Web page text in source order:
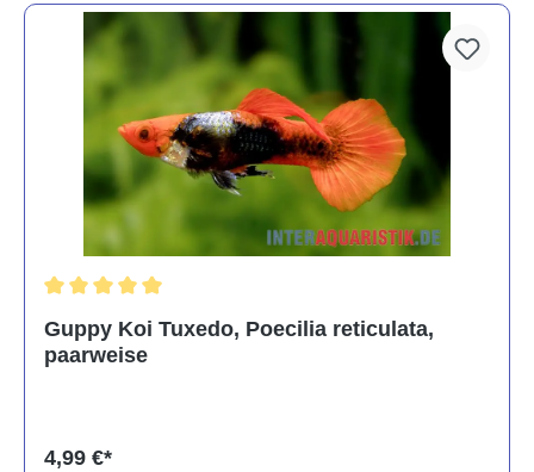
Guppy Koi Tuxedo, Poecilia reticulata,
paarweise
4,99 €*